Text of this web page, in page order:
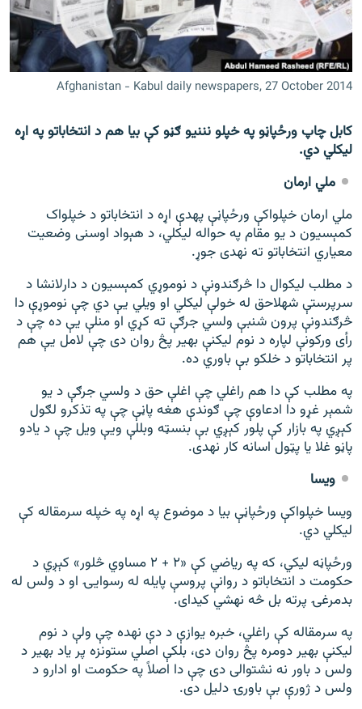
اړیکه
دري پاڼه
Azadi English
راسره ملګري شئ
د ازادې اروپا/ ازادي راډيو ټولې پاڼې
Afghanistan - Kabul daily newspapers, 27 October 2014
کابل چاپ ورځپاڼو په خپلو نننیو ګڼو کې بیا هم د انتخاباتو په اړه
لیکلي دي.
ملي ارمان
ملي ارمان خپلواکې ورځپاڼې په‎دې اړه د انتخاباتو د خپلواک
کمېسیون د یو مقام په حواله لیکلي، د هېواد اوسنی وضعیت
معیاري انتخاباتو ته نه‎دی جوړ.
د مطلب لیکوال دا څرګندونې د نوموړي کمېسیون د دارلانشا د
سرپرستې شهلاحق له خولې لیکلي او ویلي یې دي چې نوموړې دا
څرګندونې پرون شنبې ولسي جرګې ته کړي او منلې یې ده چې د
رأی ورکونې لپاره د نوم لیکنې بهیر پڅ روان دی چې لامل یې هم
پر انتخاباتو د خلکو بې باوري ده.
په مطلب کې دا هم راغلي چې اغلې حق د ولسي جرګې د یو
شمېر غړو دا ادعاوې چې ګوندې هغه پاڼې چې په تذکرو لګول
کېږي په بازار کې پلور کېږي بې بنسټه وبللې ویې ویل چې د یادو
پاڼو غلا یا پټول اسانه کار نه‎دی.
ویسا
ویسا خپلواکې ورځپاڼې بیا د موضوع په اړه په خپله سرمقاله کې
لیکلي دي.
ورځپاڼه لیکي، که په ریاضي کې «۲ + ۲ مساوي څلور» کېږي د
حکومت د انتخاباتو د روانې پروسې پایله له رسوایۍ او د ولس له
بدمرغۍ پرته بل څه نه‎شي کیدای.
په سرمقاله کې راغلي، خبره یوازې د دې نه‎ده چې ولې د نوم
لیکنې بهیر دومره پڅ روان دی، بلکې اصلي ستونزه پر یاد بهیر د
ولس د باور نه نشتوالی دی چې دا اصلاً په حکومت او ادارو د
ولس د ژورې بې باورۍ دلیل دی.